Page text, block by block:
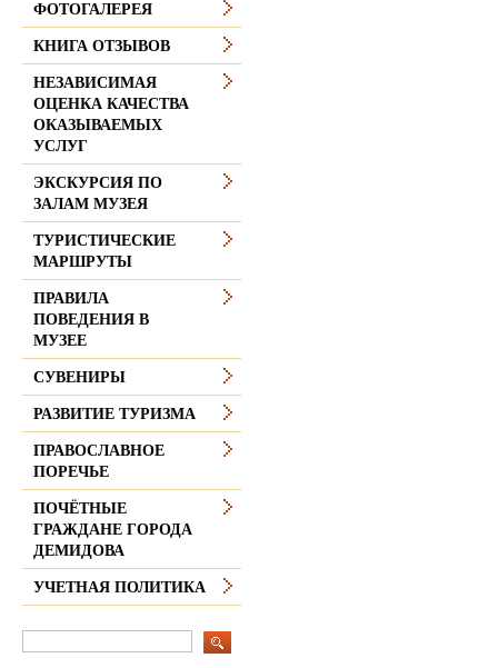
ФОТОГАЛЕРЕЯ
КНИГА ОТЗЫВОВ
НЕЗАВИСИМАЯ
ОЦЕНКА КАЧЕСТВА
ОКАЗЫВАЕМЫХ
УСЛУГ
ЭКСКУРСИЯ ПО
ЗАЛАМ МУЗЕЯ
ТУРИСТИЧЕСКИЕ
МАРШРУТЫ
ПРАВИЛА
ПОВЕДЕНИЯ В
МУЗЕЕ
СУВЕНИРЫ
РАЗВИТИЕ ТУРИЗМА
ПРАВОСЛАВНОЕ
ПОРЕЧЬЕ
ПОЧЁТНЫЕ
ГРАЖДАНЕ ГОРОДА
ДЕМИДОВА
УЧЕТНАЯ ПОЛИТИКА